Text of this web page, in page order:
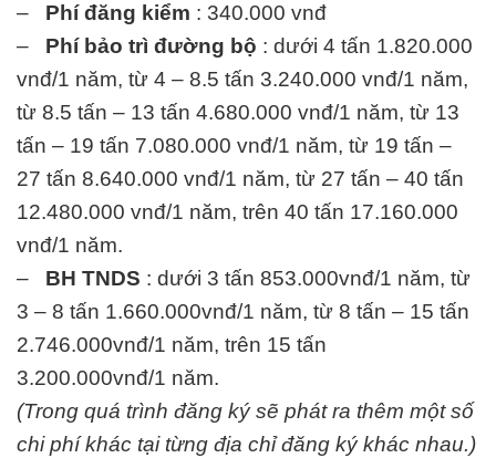
– Phí đăng kiểm : 340.000 vnđ
– Phí bảo trì đường bộ : dưới 4 tấn 1.820.000
vnđ/1 năm, từ 4 – 8.5 tấn 3.240.000 vnđ/1 năm,
từ 8.5 tấn – 13 tấn 4.680.000 vnđ/1 năm, từ 13
tấn – 19 tấn 7.080.000 vnđ/1 năm, từ 19 tấn –
27 tấn 8.640.000 vnđ/1 năm, từ 27 tấn – 40 tấn
12.480.000 vnđ/1 năm, trên 40 tấn 17.160.000
vnđ/1 năm.
– BH TNDS : dưới 3 tấn 853.000vnđ/1 năm, từ
3 – 8 tấn 1.660.000vnđ/1 năm, từ 8 tấn – 15 tấn
2.746.000vnđ/1 năm, trên 15 tấn
3.200.000vnđ/1 năm.
(Trong quá trình đăng ký sẽ phát ra thêm một số
chi phí khác tại từng địa chỉ đăng ký khác nhau.)